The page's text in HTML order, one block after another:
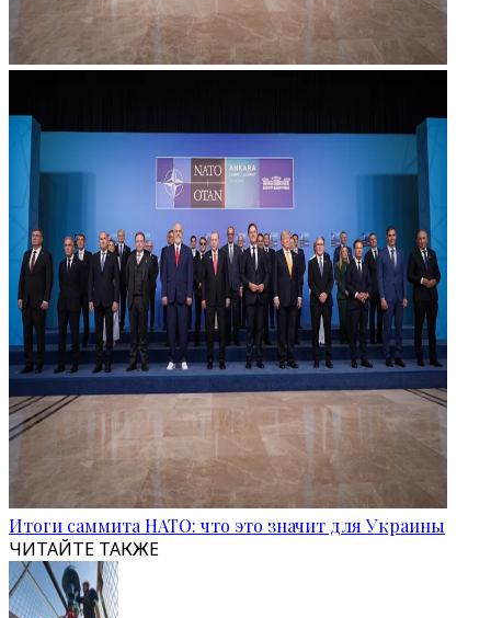
Итоги саммита НАТО: что это значит для Украины
ЧИТАЙТЕ ТАКЖЕ